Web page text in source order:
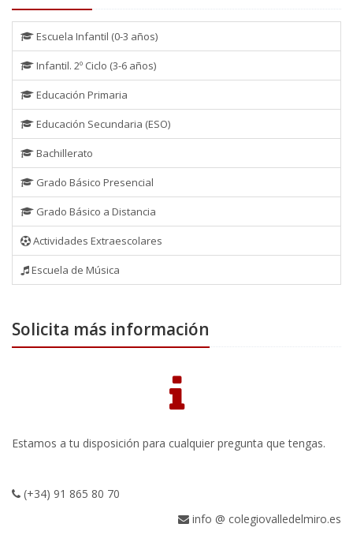
Escuela Infantil (0-3 años)
Infantil. 2º Ciclo (3-6 años)
Educación Primaria
Educación Secundaria (ESO)
Bachillerato
Grado Básico Presencial
Grado Básico a Distancia
Actividades Extraescolares
Escuela de Música
Solicita más información
Estamos a tu disposición para cualquier pregunta que tengas.
(+34) 91 865 80 70
info @ colegiovalledelmiro.es